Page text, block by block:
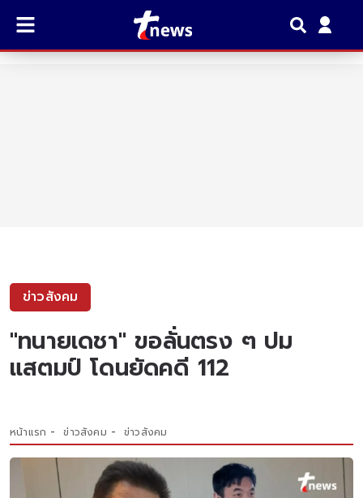
ข่าวสังคม
"ทนายเดชา" ขอลั่นตรง ๆ ปม
แสตมป์ โดนยัดคดี 112
หน้าแรก ข่าวสังคม ข่าวสังคม